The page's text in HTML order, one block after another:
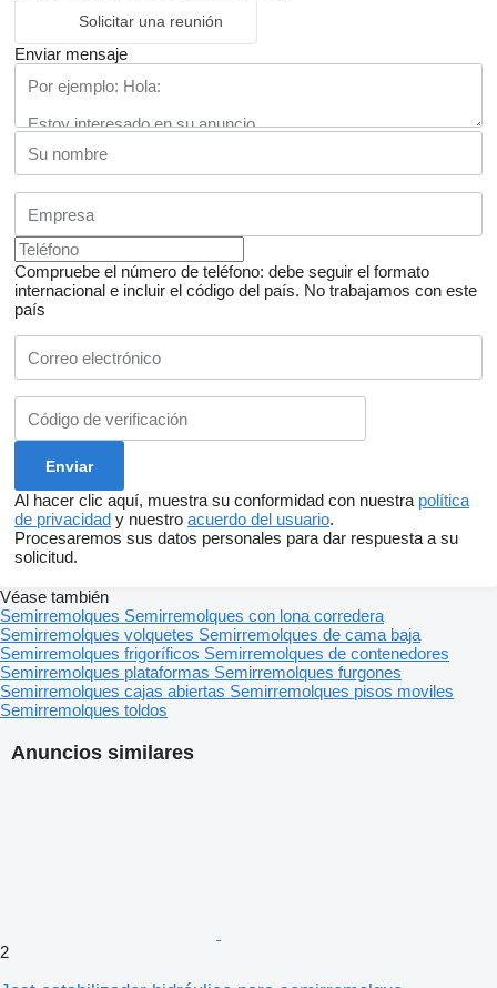
Solicitar una reunión
Enviar mensaje
Compruebe el número de teléfono: debe seguir el formato
internacional e incluir el código del país. No trabajamos con este
país
Al hacer clic aquí, muestra su conformidad con nuestra política
de privacidad y nuestro acuerdo del usuario.
Procesaremos sus datos personales para dar respuesta a su
solicitud.
Anuncios similares
2
Véase también
Semirremolques Semirremolques con lona corredera
Semirremolques volquetes Semirremolques de cama baja
Semirremolques frigoríficos Semirremolques de contenedores
Semirremolques plataformas Semirremolques furgones
Semirremolques cajas abiertas Semirremolques pisos moviles
Semirremolques toldos